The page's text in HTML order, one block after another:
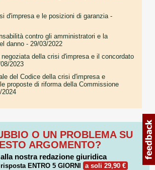
d'impresa e le posizioni di garanzia -
contro gli amministratori e la
danno - 29/03/2022
negoziata della crisi d'impresa e il concordato
2023
del Codice della crisi d'impresa e
proposte di riforma della Commissione
2024
O UN PROBLEMA SU
ARGOMENTO?
nostra redazione giuridica
ENTRO 5 GIORNI a soli 29,90 €